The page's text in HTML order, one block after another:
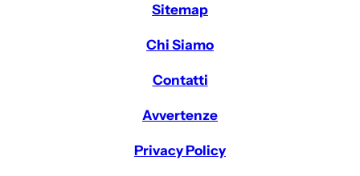
Sitemap
Chi Siamo
Contatti
Avvertenze
Privacy Policy